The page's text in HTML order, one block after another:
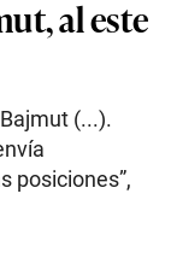
al este
(...).
posiciones”,